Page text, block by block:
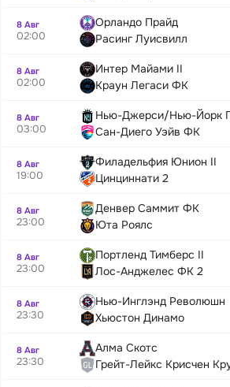
8 Авг
02:00
Орландо Прайд
Расинг Луисвилл
8 Авг
02:00
Интер Майами II
Краун Легаси ФК
8 Авг
03:00
Нью-Джерси/Нью-Йорк
Сан-Диего Уэйв ФК
8 Авг
19:00
Филадельфия Юнион II
Цинциннати 2
8 Авг
23:00
Денвер Саммит ФК
Юта Роялс
8 Авг
23:00
Портленд Тимберс II
Лос-Анджелес ФК 2
8 Авг
23:30
Нью-Инглэнд Революшн
Хьюстон Динамо
8 Авг
23:30
Алма Скотс
Грейт-Лейкс Крисчен